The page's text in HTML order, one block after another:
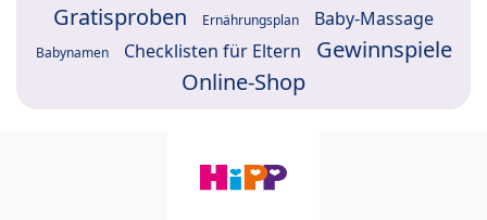
Gratisproben Ernährungsplan Baby-Massage
Babynamen Checklisten für Eltern
Gewinnspiele
Online-Shop